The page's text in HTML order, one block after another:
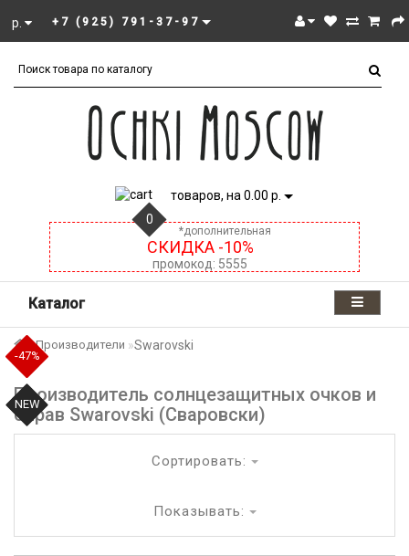
р. +7 (925) 791-37-97
0
товаров, на 0.00 р.
*дополнительная
СКИДКА -10%
промокод: 5555
Каталог
Производители Swarovski
Производитель солнцезащитных очков и
оправ Swarovski (Сваровски)
Сортировать:
Показывать:
-27%
NEW
-27%
NEW
-60%
-40%
-40%
-41%
-60%
-60%
-60%
-47%